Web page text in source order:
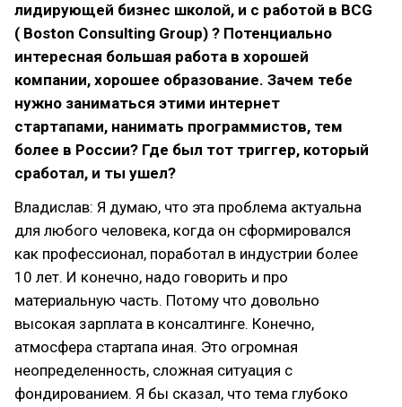
лидирующей бизнес школой, и с работой в BCG
( Boston Consulting Group) ? Потенциально
интересная большая работа в хорошей
компании, хорошее образование. Зачем тебе
нужно заниматься этими интернет
стартапами, нанимать программистов, тем
более в России? Где был тот триггер, который
сработал, и ты ушел?
Владислав: Я думаю, что эта проблема актуальна
для любого человека, когда он сформировался
как профессионал, поработал в индустрии более
10 лет. И конечно, надо говорить и про
материальную часть. Потому что довольно
высокая зарплата в консалтинге. Конечно,
атмосфера стартапа иная. Это огромная
неопределенность, сложная ситуация с
фондированием. Я бы сказал, что тема глубоко